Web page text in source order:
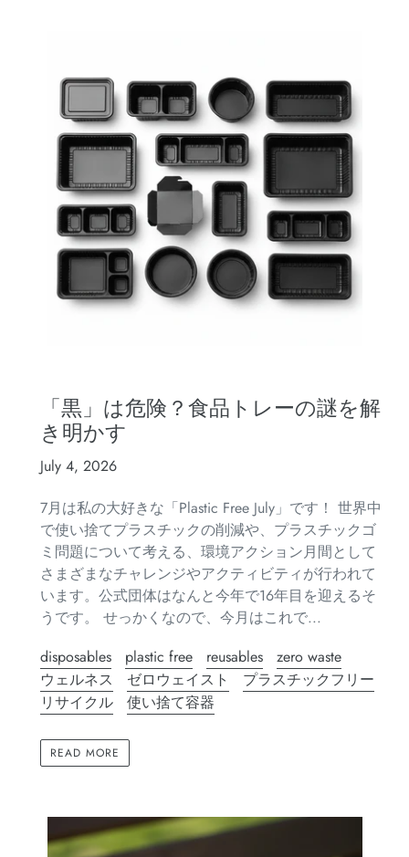
「黒」は危険？食品トレーの謎を解
き明かす
July 4, 2026
7月は私の大好きな「Plastic Free July」です！ 世界中
で使い捨てプラスチックの削減や、プラスチックゴ
ミ問題について考える、環境アクション月間として
さまざまなチャレンジやアクティビティが行われて
います。公式団体はなんと今年で16年目を迎えるそ
うです。 せっかくなので、今月はこれで...
disposables
plastic free reusables
zero waste
ウェルネス
ゼロウェイスト
プラスチックフリー
リサイクル
使い捨て容器
READ MORE